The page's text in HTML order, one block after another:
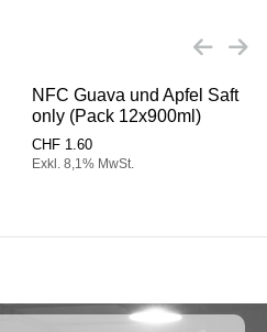
NFC Guava und Apfel Saft
only (Pack 12x900ml)
CHF 1.60
Exkl. 8,1% MwSt.